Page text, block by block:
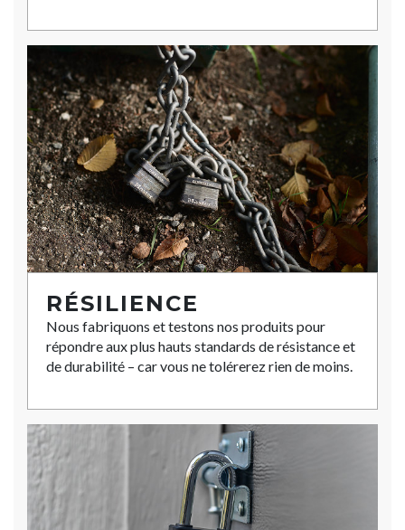
RÉSILIENCE
Nous fabriquons et testons nos produits pour
répondre aux plus hauts standards de résistance et
de durabilité – car vous ne tolérerez rien de moins.